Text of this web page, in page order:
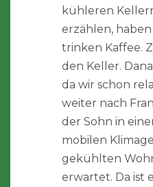
kühleren
erzählen,
trinken Kaffee.
den Keller.
da wir schon
weiter nach
der Sohn in
mobilen
gekühlten
erwartet. Da ist